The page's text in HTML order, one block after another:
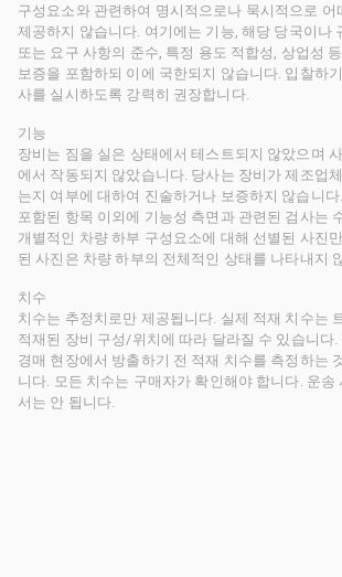
구성요소와 관련하여 명시적으로나 묵시적으로 어
제공하지 않습니다. 여기에는 기능, 해당 당국이나
또는 요구 사항의 준수, 특정 용도 적합성, 상업성
보증을 포함하되 이에 국한되지 않습니다. 입찰하
사를 실시하도록 강력히 권장합니다.
기능
장비는 짐을 실은 상태에서 테스트되지 않았으며
에서 작동되지 않았습니다. 당사는 장비가 제조업
는지 여부에 대하여 진술하거나 보증하지 않습니
포함된 항목 이외에 기능성 측면과 관련된 검사는
개별적인 차량 하부 구성요소에 대해 선별된 사진
된 사진은 차량 하부의 전체적인 상태를 나타내지
치수
치수는 추정치로만 제공됩니다. 실제 적재 치수는
적재된 장비 구성/위치에 따라 달라질 수 있습니다.
경매 현장에서 방출하기 전 적재 치수를 측정하는
니다. 모든 치수는 구매자가 확인해야 합니다. 운송
서는 안 됩니다.